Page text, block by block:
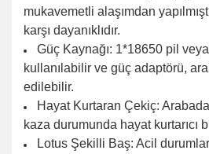
mukavemetli alaşımdan
karşı dayanıklıdır.
Güç Kaynağı: 1*18650 pil
kullanılabilir ve güç adaptörü,
edilebilir.
Hayat Kurtaran Çekiç:
kaza durumunda hayat kurtarıcı
Lotus Şekilli Baş: Acil